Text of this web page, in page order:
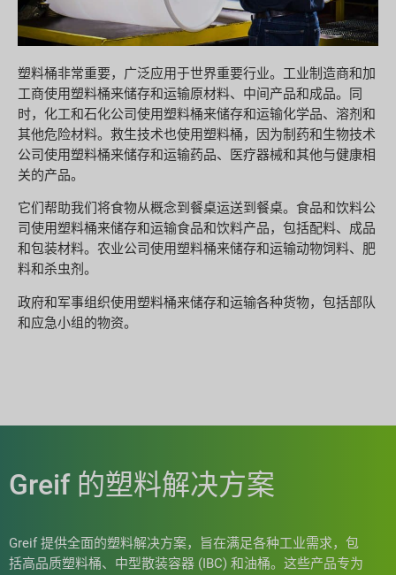
塑料桶非常重要，广泛应用于世界重要行业。工业制造商和加
工商使用塑料桶来储存和运输原材料、中间产品和成品。同
时，化工和石化公司使用塑料桶来储存和运输化学品、溶剂和
其他危险材料。救生技术也使用塑料桶，因为制药和生物技术
公司使用塑料桶来储存和运输药品、医疗器械和其他与健康相
关的产品。
它们帮助我们将食物从概念到餐桌运送到餐桌。食品和饮料公
司使用塑料桶来储存和运输食品和饮料产品，包括配料、成品
和包装材料。农业公司使用塑料桶来储存和运输动物饲料、肥
料和杀虫剂。
政府和军事组织使用塑料桶来储存和运输各种货物，包括部队
和应急小组的物资。
Greif 的塑料解决方案
Greif 提供全面的塑料解决方案，旨在满足各种工业需求，包
括高品质塑料桶、中型散装容器 (IBC) 和油桶。这些产品专为